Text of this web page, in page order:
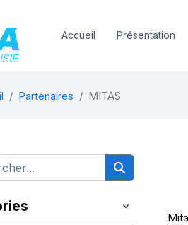
Accueil Présentation
Partenaires MITAS